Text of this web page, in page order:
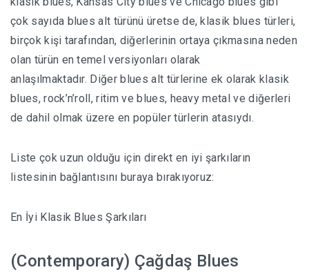
çok sayıda blues alt türünü üretse de, klasik blues türleri,
birçok kişi tarafından, diğerlerinin ortaya çıkmasına neden
olan türün en temel versiyonları olarak
anlaşılmaktadır. Diğer blues alt türlerine ek olarak klasik
blues, rock’n’roll, ritim ve blues, heavy metal ve diğerleri
de dahil olmak üzere en popüler türlerin atasıydı.
Liste çok uzun olduğu için direkt en iyi şarkıların
listesinin bağlantısını buraya bırakıyoruz:
En İyi Klasik Blues Şarkıları
(Contemporary) Çağdaş Blues